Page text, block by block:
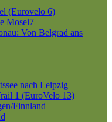
(Eurovelo 6)
Mosel7
Von Belgrad ans
nach Leipzig
1 (EuroVelo 13)
Finnland